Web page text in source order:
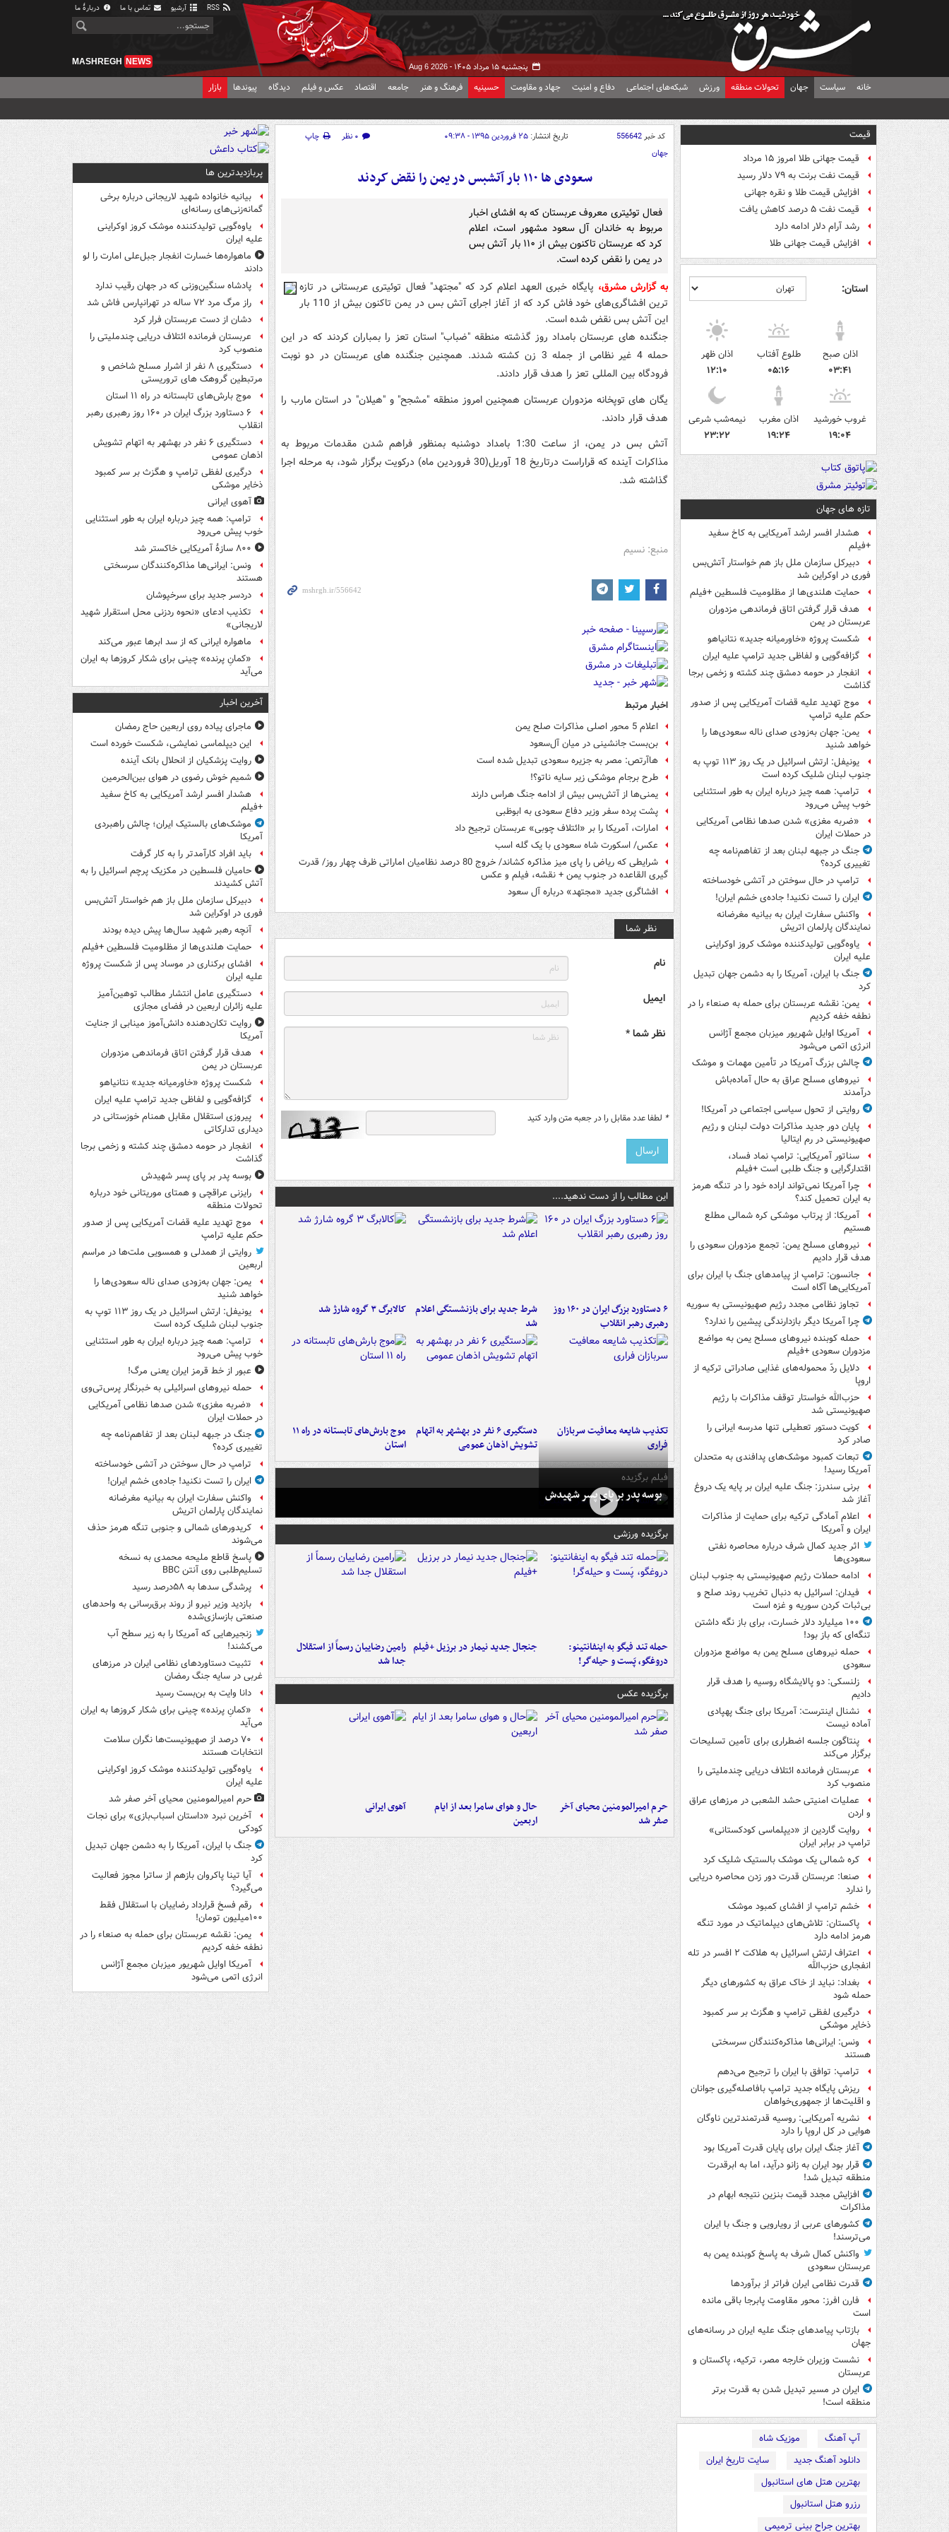
آرشیو تماس با ما دربارهٔ ما
پنجشنبه ۱۵ مرداد ۱۴۰۵ - Aug 6 2026
MASHREGH NEWS
خانه سیاست جهان تحولات منطقه ورزش شبکه‌های اجتماعی دفاع و امنیت جهاد و مقاومت حسینیه فرهنگ و هنر جامعه اقتصاد عکس و فیلم دیدگاه پیوندها بازار
قیمت
قیمت جهانی طلا امروز ۱۵ مرداد
قیمت نفت برنت به ۷۹ دلار رسید
افزایش قیمت طلا و نقره جهانی
قیمت نفت ۵ درصد کاهش یافت
رشد آرام دلار ادامه دارد
افزایش قیمت جهانی طلا
استان:
اذان صبح
۰۳:۴۱
طلوع آفتاب
۰۵:۱۶
اذان ظهر
۱۲:۱۰
غروب خورشید
۱۹:۰۴
اذان مغرب
۱۹:۲۴
نیمه‌شب شرعی
۲۳:۲۲
تازه های جهان
هشدار افسر ارشد آمریکایی به کاخ سفید
+فیلم
دبیرکل سازمان ملل باز هم خواستار آتش‌بس
فوری در اوکراین شد
حمایت هلندی‌ها از مظلومیت فلسطین +فیلم
هدف قرار گرفتن اتاق‌ فرماندهی مزدوران
عربستان در یمن
شکست پروژه «خاورمیانه جدید» نتانیاهو
گزافه‌گویی و لفاظی جدید ترامپ علیه ایران
انفجار در حومه دمشق چند کشته و زخمی برجا
گذاشت
موج تهدید علیه قضات آمریکایی پس از صدور
حکم علیه ترامپ
یمن: جهان به‌زودی صدای ناله سعودی‌ها را
خواهد شنید
یونیفل: ارتش اسرائیل در یک روز ۱۱۳ توپ به
جنوب لبنان شلیک کرده است
ترامپ: همه چیز درباره ایران به طور استثنایی
خوب پیش می‌رود
«ضربه مغزی» شدن صدها نظامی آمریکایی
در حملات ایران
جنگ در جبهه لبنان بعد از تفاهم‌نامه چه
تغییری کرده؟
ترامپ در حال سوختن در آتشی خودساخته
ایران را تست نکنید! جاده‌ی خشم ایران!
واکنش سفارت ایران به بیانیه مغرضانه
نمایندگان پارلمان اتریش
یاوه‌گویی تولیدکننده موشک کروز اوکراینی
علیه ایران
جنگ با ایران، آمریکا را به دشمن جهان تبدیل
کرد
یمن: نقشه عربستان برای حمله به صنعاء را در
نطفه خفه کردیم
آمریکا اوایل شهریور میزبان مجمع آژانس
انرژی اتمی می‌شود
چالش بزرگ آمریکا در تأمین مهمات و موشک
نیروهای مسلح عراق به حال آماده‌باش
درآمدند
روایتی از تحول سیاسی اجتماعی در آمریکا!
پایان دور جدید مذاکرات دولت لبنان و رژیم
صهیونیستی در رم ایتالیا
سناتور آمریکایی: ترامپ نماد فساد،
اقتدارگرایی و جنگ طلبی است +فیلم
چرا آمریکا نمی‌تواند اراده خود را در تنگه هرمز
به ایران تحمیل کند؟
آمریکا: از پرتاب موشکی کره شمالی مطلع
هستیم
نیروهای مسلح یمن: تجمع مزدوران سعودی را
هدف قرار دادیم
جانسون: ترامپ از پیامدهای جنگ با ایران برای
آمریکایی‌ها آگاه است
تجاوز نظامی مجدد رژیم صهیونیستی به سوریه
چرا آمریکا دیگر بازدارندگی پیشین را ندارد؟
حمله کوبنده نیروهای مسلح یمن به مواضع
مزدوران سعودی +فیلم
دلایل ردّ محموله‌های غذایی صادراتی ترکیه از
اروپا
حزب‌الله خواستار توقف مذاکرات با رژیم
صهیونیستی شد
کویت دستور تعطیلی تنها مدرسه ایرانی را
صادر کرد
تبعات کمبود موشک‌های پدافندی به متحدان
آمریکا رسید!
برنی سندرز: جنگ علیه ایران بر پایه یک دروغ
آغاز شد
اعلام آمادگی ترکیه برای حمایت از مذاکرات
ایران و آمریکا
اثر جدید کمال شرف درباره محاصره نفتی
سعودی‌ها
ادامه حملات رژیم صهیونیستی به جنوب لبنان
فیدان: اسرائیل به دنبال تخریب روند صلح و
بی‌ثبات کردن سوریه و غزه است
۱۰۰ میلیارد دلار خسارت، برای باز نگه داشتن
تنگه‌ای که باز بود!
حمله نیروهای مسلح یمن به مواضع مزدوران
سعودی
زلنسکی: دو پالایشگاه روسیه را هدف قرار
دادیم
نشنال اینترست: آمریکا برای جنگ پهپادی
آماده نیست
پنتاگون جلسه اضطراری برای تأمین تسلیحات
برگزار می‌کند
عربستان فرمانده ائتلاف دریایی چندملیتی را
منصوب کرد
عملیات امنیتی حشد الشعبی در مرزهای عراق
و اردن
روایت گاردین از «دیپلماسی کودکستانی»
ترامپ در برابر ایران
کره شمالی یک موشک بالستیک شلیک کرد
صنعا: عربستان قدرت دور زدن محاصره دریایی
را ندارد
خشم ترامپ از افشای کمبود موشک
پاکستان: تلاش‌های دیپلماتیک در مورد تنگه
هرمز ادامه دارد
اعتراف ارتش اسرائیل به هلاکت ۲ افسر در تله
انفجاری حزب‌الله
بغداد: نباید از خاک عراق به کشورهای دیگر
حمله شود
درگیری لفظی ترامپ و هگزث بر سر کمبود
ذخایر موشکی
ونس: ایرانی‌ها مذاکره‌کنندگان سرسختی
هستند
ترامپ: توافق با ایران را ترجیح می‌دهم
ریزش پایگاه جدید ترامپ بافاصله‌گیری جوانان
و اقلیت‌ها از جمهوری‌خواهان
نشریه آمریکایی: روسیه قدرتمندترین ناوگان
هوایی در کل اروپا را دارد
آغاز جنگ ایران برای پایان قدرت آمریکا بود
قرار بود ایران به زانو درآید، اما به ابرقدرت
منطقه تبدیل شد!
افزایش مجدد قیمت بنزین نتیجه ابهام در
مذاکرات
کشورهای عربی از رویارویی و جنگ با ایران
می‌ترسند!
واکنش کمال شرف به پاسخ کوبنده یمن به
عربستان سعودی
قدرت نظامی ایران فراتر از برآوردها
فارن افرز: محور مقاومت پابرجا باقی مانده
است
بازتاب پیامدهای جنگ علیه ایران در رسانه‌های
جهان
نشست وزیران خارجه مصر، ترکیه، پاکستان و
عربستان
ایران در مسیر تبدیل شدن به قدرت برتر
منطقه است!
آپ آهنگ
موزیک شاه
دانلود آهنگ جدید
سایت تاریخ ایران
بهترین هتل های استانبول
رزرو هتل استانبول
بهترین جراح بینی ترمیمی
کد خبر556642 تاریخ انتشار: ۲۵ فروردین ۱۳۹۵ - ۰۹:۳۸ ۰ نظر
چاپ
جهان
سعودی ها ۱۱۰ بار آتش‎بس در یمن را نقض کردند
فعال توئیتری معروف عربستان که به افشای اخبار
مربوط به خاندان آل سعود مشهور است، اعلام
کرد که عربستان تاکنون بیش از ۱۱۰ بار آتش بس
در یمن را نقض کرده است.
به گزارش مشرق، پایگاه خبری العهد اعلام کرد که "مجتهد" فعال توئیتری عربستانی در تازه
ترین افشاگری‌های خود فاش کرد که از آغاز اجرای آتش بس در یمن تاکنون بیش از 110 بار
این آتش بس نقض شده است.
جنگنده های عربستان بامداد روز گذشته منطقه "ضباب" استان تعز را بمباران کردند که در این
حمله 4 غیر نظامی از جمله 3 زن کشته شدند
. همچنین جنگنده های عربستان در دو نوبت
فرودگاه بین المللی تعز را هدف قرار دادند.
یگان های توپخانه مزدوران عربستان همچنین امروز منطقه "مشجح" و "هیلان" در استان مارب را
هدف قرار دادند.
آتش بس در یمن، از ساعت 1:30 بامداد دوشنبه بمنظور فراهم شدن مقدمات مربوط به
مذاکرات آینده که قراراست درتاریخ 18 آوریل(30 فروردین ماه) درکویت برگزار شود، به مرحله اجرا
گذاشته شد.
منبع: نسیم
اخبار مرتبط
اعلام 5 محور اصلی مذاکرات صلح یمن
بن‌بست جانشینی در میان آل‌سعود
هاآرتص: مصر به جزیره سعودی تبدیل شده است
طرح برجام موشکی زير سایه‌ ناتو؟!
یمنی‌ها از آتش‌بس بیش از ادامه جنگ هراس دارند
پشت پرده سفر وزیر دفاع سعودی به ابوظبی
امارات، آمریکا را بر «ائتلاف چوبی» عربستان ترجیح داد
عکس/ اسکورت شاه سعودی با یک گله اسب
شرایطی که ریاض را پای میز مذاکره کشاند/ خروج 80 درصد نظامیان اماراتی ظرف چهار روز/ قدرت
گیری القاعده در جنوب یمن + نقشه، فیلم و عکس
افشاگری جدید «مجتهد» درباره آل سعود
نظر شما
نام
ایمیل
نظر شما *
* لطفا عدد مقابل را در جعبه متن وارد کنید
این مطالب را از دست ندهید....
۶ دستاورد بزرگ ایران در ۱۶۰ روز
رهبری رهبر انقلاب
شرط جدید برای بازنشستگی اعلام
شد
کالابرگ ۳ گروه شارژ شد
تکذیب شایعه معافیت سربازان
فراری
دستگیری ۶ نفر در بهشهر به اتهام
تشویش اذهان عمومی
موج بارش‌های تابستانه در راه ۱۱
استان
فیلم برگزیده
بوسه‌ پدر بر پای پسر شهیدش
برگزیده ورزشی
حمله تند فیگو به اینفانتینو:
دروغگو، پَست‌ و حیله‌گر!
جنجال جدید نیمار در برزیل +فیلم رامین رضاییان رسماً از استقلال
جدا شد
برگزیده عکس
حرم امیرالمومنین محیای آخر
صفر شد
حال و هوای سامرا بعد از ایام
اربعین
آهوی ایرانی
پربازدیدترین ها
بیانیه خانواده شهید لاریجانی درباره برخی
گمانه‌زنی‌های رسانه‌ای
یاوه‌گویی تولیدکننده موشک کروز اوکراینی
علیه ایران
ماهواره‌ها خسارت انفجار جبل‌علی امارت را لو
دادند
پادشاه سنگین‌وزنی که در جهان رقیب ندارد
راز مرگ مرد ۷۲ ساله در تهرانپارس فاش شد
دشان از دست عربستان فرار کرد
عربستان فرمانده ائتلاف دریایی چندملیتی را
منصوب کرد
دستگیری ۸ نفر از اشرار مسلح شاخص و
مرتبطین گروهک های تروریستی
موج بارش‌های تابستانه در راه ۱۱ استان
۶ دستاورد بزرگ ایران در ۱۶۰ روز رهبری رهبر
انقلاب
دستگیری ۶ نفر در بهشهر به اتهام تشویش
اذهان عمومی
درگیری لفظی ترامپ و هگزث بر سر کمبود
ذخایر موشکی
آهوی ایرانی
ترامپ: همه چیز درباره ایران به طور استثنایی
خوب پیش می‌رود
۸۰۰ سازۀ آمریکایی خاکستر شد
ونس: ایرانی‌ها مذاکره‌کنندگان سرسختی
هستند
دردسر جدید برای سرخپوشان
تکذیب ادعای «نحوه ردزنی محل استقرار شهید
لاریجانی»
ماهواره ایرانی که از سد ابرها عبور می‌کند
«کمانِ پرنده» چینی برای شکار کروزها به ایران
می‌آید
آخرین اخبار
ماجرای پیاده روی اربعین حاج رمضان
این دیپلماسی نمایشی، شکست خورده است
روایت پزشکیان از انحلال بانک آینده
شمیم خوش رضوی در هوای بین‌الحرمین
هشدار افسر ارشد آمریکایی به کاخ سفید
+فیلم
موشک‌های بالستیک ایران؛ چالش راهبردی
آمریکا
باید افراد کارآمدتر را به کار گرفت
حامیان فلسطین در مکزیک پرچم اسرائیل را به
آتش کشیدند
دبیرکل سازمان ملل باز هم خواستار آتش‌بس
فوری در اوکراین شد
آنچه رهبر شهید سال‌ها پیش دیده بودند
حمایت هلندی‌ها از مظلومیت فلسطین +فیلم
افشای برکناری در موساد پس از شکست پروژه
علیه ایران
دستگیری عامل انتشار مطالب توهین‌آمیز
علیه زائران اربعین در فضای مجازی
روایت تکان‌دهنده دانش‌آموز مینابی از جنایت
آمریکا
هدف قرار گرفتن اتاق‌ فرماندهی مزدوران
عربستان در یمن
شکست پروژه «خاورمیانه جدید» نتانیاهو
گزافه‌گویی و لفاظی جدید ترامپ علیه ایران
پیروزی استقلال مقابل همنام خوزستانی در
دیداری تدارکاتی
انفجار در حومه دمشق چند کشته و زخمی برجا
گذاشت
بوسه‌ پدر بر پای پسر شهیدش
رایزنی عراقچی و همتای موریتانی خود درباره
تحولات منطقه
موج تهدید علیه قضات آمریکایی پس از صدور
حکم علیه ترامپ
روایتی از همدلی و همسویی ملت‌ها در مراسم
اربعین
یمن: جهان به‌زودی صدای ناله سعودی‌ها را
خواهد شنید
یونیفل: ارتش اسرائیل در یک روز ۱۱۳ توپ به
جنوب لبنان شلیک کرده است
ترامپ: همه چیز درباره ایران به طور استثنایی
خوب پیش می‌رود
عبور از خط قرمز ایران یعنی مرگ!
حمله نیروهای اسرائیلی به خبرنگار پرس‌تی‌وی
«ضربه مغزی» شدن صدها نظامی آمریکایی
در حملات ایران
جنگ در جبهه لبنان بعد از تفاهم‌نامه چه
تغییری کرده؟
ترامپ در حال سوختن در آتشی خودساخته
ایران را تست نکنید! جاده‌ی خشم ایران!
واکنش سفارت ایران به بیانیه مغرضانه
نمایندگان پارلمان اتریش
کریدورهای شمالی و جنوبی تنگه هرمز حذف
می‌شوند
پاسخ قاطع ملیحه محمدی به نسخه
تسلیم‌طلبی روی آنتن BBC
پرشدگی سدها به ۵۸درصد رسید
بازدید وزیر نیرو از روند برق‌رسانی به واحدهای
صنعتی بازسازی‌شده
زنجیرهایی که آمریکا را به زیر سطح آب
می‌کشند!
تثبیت دستاوردهای نظامی ایران در مرزهای
غربی در سایه جنگ رمضان
دانا وایت به بن‌بست رسید
«کمانِ پرنده» چینی برای شکار کروزها به ایران
می‌آید
۷۰ درصد از صهیونیست‌ها نگران سلامت
انتخابات هستند
یاوه‌گویی تولیدکننده موشک کروز اوکراینی
علیه ایران
حرم امیرالمومنین محیای آخر صفر شد
آخرین نبرد «داستان اسباب‌بازی» برای نجات
کودکی
جنگ با ایران، آمریکا را به دشمن جهان تبدیل
کرد
آیا تینا پاکروان بازهم از ساترا مجوز فعالیت
می‌گیرد؟
رقم فسخ قرارداد رضاییان با استقلال فقط
۱۰۰میلیون تومان!
یمن: نقشه عربستان برای حمله به صنعاء را در
نطفه خفه کردیم
آمریکا اوایل شهریور میزبان مجمع آژانس
انرژی اتمی می‌شود